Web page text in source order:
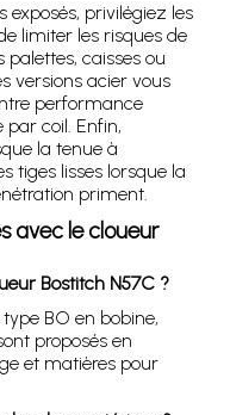
exposés, privilégiez les
limiter les risques de
palettes, caisses ou
versions acier vous
performance
coil. Enfin,
la tenue à
tiges lisses lorsque la
priment.
avec le cloueur
Bostitch N57C ?
BO en bobine,
proposés en
et matières pour